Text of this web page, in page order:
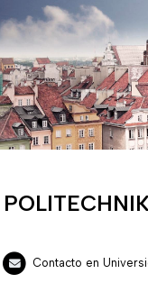
Contacto en